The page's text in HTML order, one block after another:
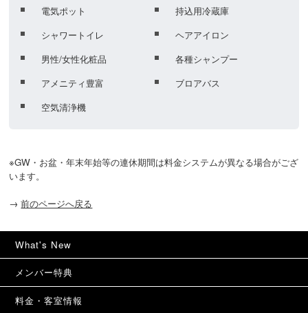
電気ポット
持込用冷蔵庫
シャワートイレ
ヘアアイロン
男性/女性化粧品
各種シャンプー
アメニティ豊富
ブロアバス
空気清浄機
※GW・お盆・年末年始等の連休期間は料金システムが異なる場合がござ
います。
→ 前のページへ戻る
What's New
メンバー特典
料金・客室情報